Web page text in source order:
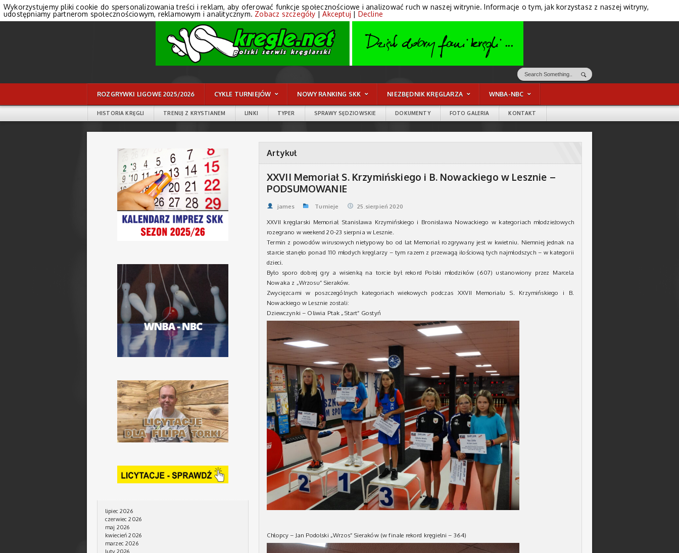
ROZGRYWKI LIGOWE 2025/2026 CYKLE TURNIEJÓW NOWY RANKING SKK NIEZBĘDNIK KRĘGLARZA WNBA-NBC
HISTORIA KRĘGLI TRENUJ Z KRYSTIANEM LINKI TYPER SPRAWY SĘDZIOWSKIE DOKUMENTY FOTO GALERIA KONTAKT
Artykuł
XXVII Memoriał S. Krzymińskiego i B. Nowackiego w Lesznie –
PODSUMOWANIE
james Turnieje 25.sierpień 2020
XXVII kręglarski Memoriał Stanisława Krzymińskiego i Bronisława Nowackiego w kategoriach młodzieżowych
rozegrano w weekend 20-23 sierpnia w Lesznie.
Termin z powodów wirusowych nietypowy bo od lat Memoriał rozgrywany jest w kwietniu. Niemniej jednak na
starcie stanęło ponad 110 młodych kręglarzy – tym razem z przewagą ilościową tych najmłodszych – w kategorii
dzieci.
Było sporo dobrej gry a wisienką na torcie był rekord Polski młodzików (607) ustanowiony przez Marcela
Nowaka z „Wrzosu” Sieraków.
Zwycięzcami w poszczególnych kategoriach wiekowych podczas XXVII Memoriału S. Krzymińskiego i B.
Nowackiego w Lesznie zostali:
Dziewczynki – Oliwia Ptak „Start” Gostyń
Chłopcy – Jan Podolski „Wrzos” Sieraków (w finale rekord kręgielni – 364)
lipiec 2026
czerwiec 2026
maj 2026
kwiecień 2026
marzec 2026
Wykorzystujemy pliki cookie do spersonalizowania treści i reklam, aby oferować funkcje społecznościowe i analizować ruch w naszej witrynie. Informacje o tym, jak korzystasz z naszej witryny,
udostępniamy partnerom społecznościowym, reklamowym i analitycznym. Zobacz szczegóły |Akceptuj | Decline